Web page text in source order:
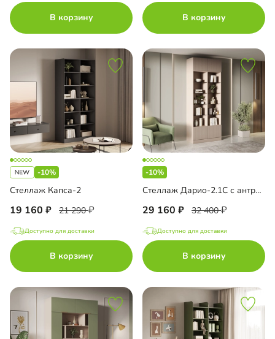
В корзину В корзину
-10%
Стеллаж Капса-2
19 160 21 290
Доступно для доставки
В корзину
-10%
Стеллаж Дарио-2.1С с антресолью
29 160 32 400
Доступно для доставки
В корзину